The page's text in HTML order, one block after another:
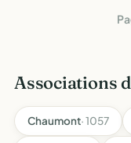
Associations
Chaumont· 1057